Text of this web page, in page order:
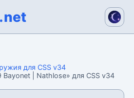
для CSS v34
| Nathlose» для CSS v34